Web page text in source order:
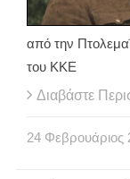
από την
του ΚΚΕ
Διαβάστε
24 Φεβρουάριος